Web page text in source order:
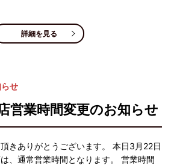
詳細を見る
せ
営業時間変更のお知らせ
きありがとうございます。 本日3月22日
、通常営業時間となります。 営業時間